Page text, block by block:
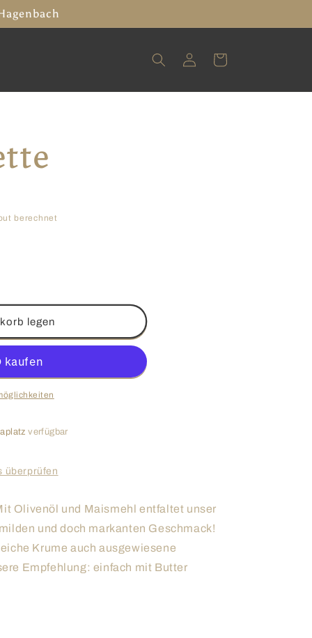
EinloggenWarenkorb
berechnet
legen
verfügbar
überprüfen
Olivenöl und Maismehl entfaltet unser
und doch markanten Geschmack!
Krume auch ausgewiesene
Empfehlung: einfach mit Butter